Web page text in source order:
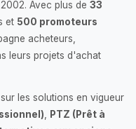
Avec plus de 33
et 500 promoteurs
acheteurs,
leurs projets d'achat
les solutions en vigueur
PTZ (Prêt à